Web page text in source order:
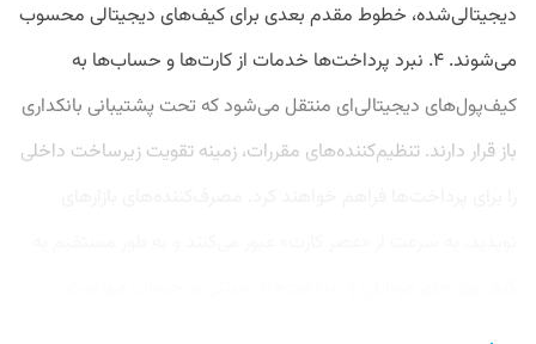
دیجیتالی‌شده، خطوط مقدم بعدی برای کیف‌های دیجیتالی محسوب
می‌شوند. ۴. نبرد پرداخت‌ها خدمات از کارت‌ها و حساب‌ها به
کیف‌پول‌های دیجیتالی‌ای منتقل می‌شود که تحت پشتیبانی بانکداری
باز قرار دارند. تنظیم‌کننده‌های مقررات، زمینه تقویت زیرساخت داخلی